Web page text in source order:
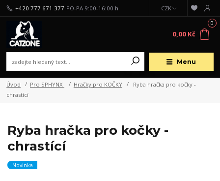
Menu
CZK
+420 777 671 377 PO-PA 9:00-16:00 h
0
0,00 Kč
Úvod Pro SPHYNX Hračky pro KOČKY
Ryba hračka pro kočky -
chrastící
Ryba hračka pro kočky -
chrastící
Novinka